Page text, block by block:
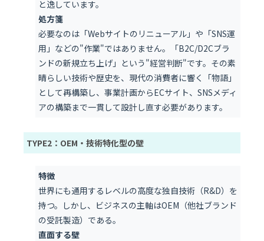
と逸しています。
処方箋
必要なのは「Webサイトのリニューアル」や「SNS運
用」などの"作業"ではありません。「B2C/D2Cブラ
ンドの新規立ち上げ」という"経営判断"です。その素
晴らしい技術や歴史を、現代の消費者に響く「物語」
として再構築し、事業計画からECサイト、SNSメディ
アの構築まで一貫して設計し直す必要があります。
TYPE2：OEM・技術特化型の壁
特徴
世界にも通用するレベルの高度な独自技術（R&D）を
持つ。しかし、ビジネスの主軸はOEM（他社ブランド
の受託製造）である。
直面する壁